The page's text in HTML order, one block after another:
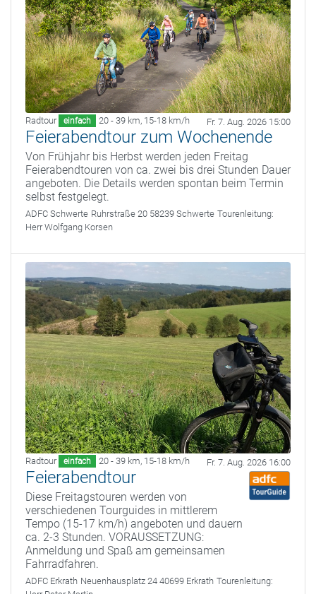
Radtour einfach 20 - 39 km, 15-18 km/h Fr. 7. Aug. 2026 15:00
Feierabendtour zum Wochenende
Von Frühjahr bis Herbst werden jeden Freitag
Feierabendtouren von ca. zwei bis drei Stunden Dauer
angeboten. Die Details werden spontan beim Termin
selbst festgelegt.
ADFC Schwerte Ruhrstraße 20 58239 Schwerte Tourenleitung:
Herr Wolfgang Korsen
Radtour einfach 20 - 39 km, 15-18 km/h Fr. 7. Aug. 2026 16:00
Feierabendtour
Diese Freitagstouren werden von
verschiedenen Tourguides in mittlerem
Tempo (15-17 km/h) angeboten und dauern
ca. 2-3 Stunden. VORAUSSETZUNG:
Anmeldung und Spaß am gemeinsamen
Fahrradfahren.
ADFC Erkrath Neuenhausplatz 24 40699 Erkrath Tourenleitung: